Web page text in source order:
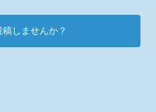
しませんか？